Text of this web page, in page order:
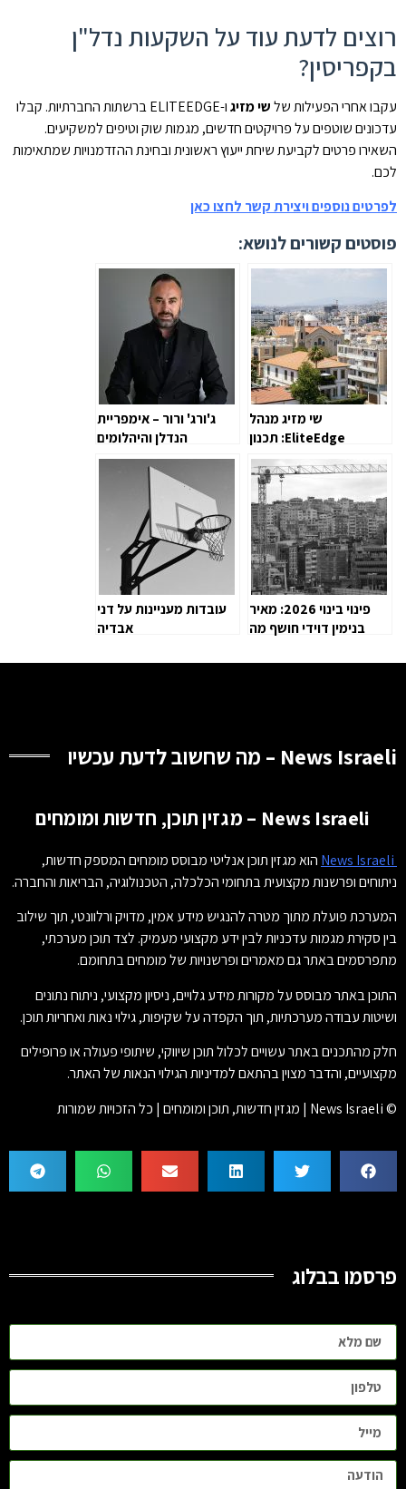
רוצים לדעת עוד על השקעות נדל"ן
בקפריסין?
עקבו אחרי הפעילות שלשי מזיג
ו-ELITEEDGE ברשתות החברתיות. קבלו
עדכונים שוטפים על פרויקטים חדשים, מגמות שוק וטיפים למשקיעים.
השאירו פרטים לקביעת שיחת ייעוץ ראשונית ובחינת ההזדמנויות שמתאימות
לכם.
לפרטים נוספים ויצירת קשר לחצו כאן
פוסטים קשורים לנושא:
שי מזיג מנהל
EliteEdge: תכנון
מתחמי נופש מתקדמים
בסוטירוס
ג'ורג' ורור – אימפריית
הנדלן והיהלומים
העולמית
פינוי בינוי 2026: מאיר
בנימין דוידי חושף מה
עובדות מעניינות על דני
אבדיה
News Israeli – מה שחשוב לדעת עכשיו
News Israeli – מגזין תוכן, חדשות ומומחים
הוא מגזין תוכן אנליטי מבוסס מומחים המספק חדשות,
ניתוחים ופרשנות מקצועית בתחומי הכלכלה, הטכנולוגיה, הבריאות והחברה.
המערכת פועלת מתוך מטרה להנגיש מידע אמין, מדויק ורלוונטי, תוך שילוב
בין סקירת מגמות עדכניות לבין ידע מקצועי מעמיק. לצד תוכן מערכתי,
מתפרסמים באתר גם מאמרים ופרשנויות של מומחים בתחומם.
התוכן באתר מבוסס על מקורות מידע גלויים, ניסיון מקצועי, ניתוח נתונים
ושיטות עבודה מערכתיות, תוך הקפדה על שקיפות, גילוי נאות ואחריות תוכן.
חלק מהתכנים באתר עשויים לכלול תוכן שיווקי, שיתופי פעולה או פרופילים
מקצועיים, והדבר מצוין בהתאם למדיניות הגילוי הנאות של האתר.
© News Israeli | מגזין חדשות, תוכן ומומחים | כל הזכויות שמורות
פרסמו בבלוג